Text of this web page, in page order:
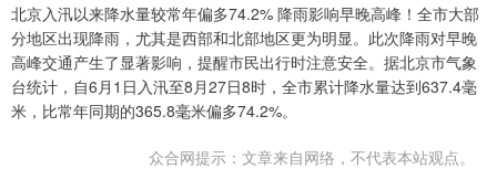
北京入汛以来降水量较常年偏多74.2% 降雨影响早晚高峰！全市大部
分地区出现降雨，尤其是西部和北部地区更为明显。此次降雨对早晚
高峰交通产生了显著影响，提醒市民出行时注意安全。据北京市气象
台统计，自6月1日入汛至8月27日8时，全市累计降水量达到637.4毫
米，比常年同期的365.8毫米偏多74.2%。
众合网提示：文章来自网络，不代表本站观点。